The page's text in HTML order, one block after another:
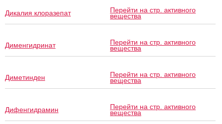
Дикалия клоразепат Перейти на стр. активного
вещества
Дименгидринат Перейти на стр. активного
вещества
Диметинден Перейти на стр. активного
вещества
Дифенгидрамин Перейти на стр. активного
вещества